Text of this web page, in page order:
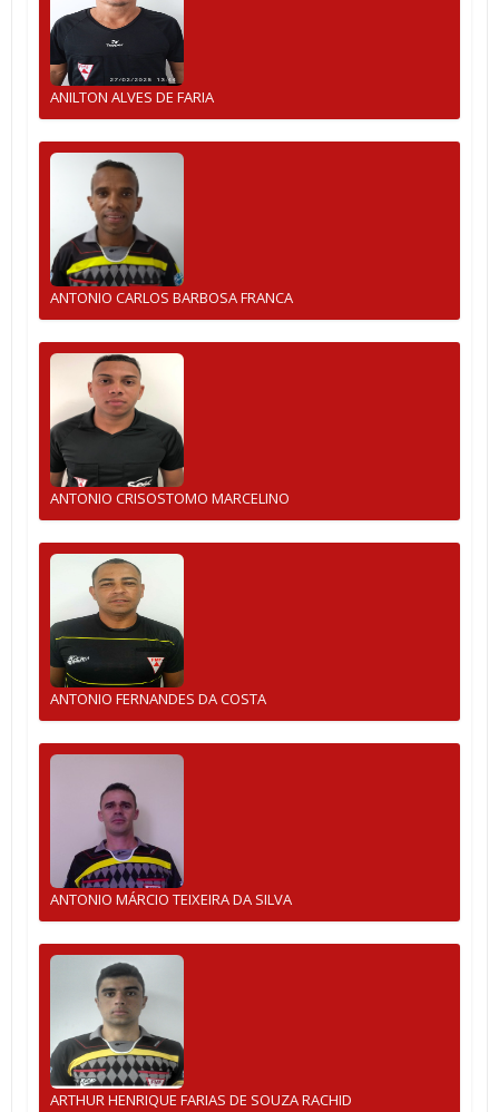
ANILTON ALVES DE FARIA
ANTONIO CARLOS BARBOSA FRANCA
ANTONIO CRISOSTOMO MARCELINO
ANTONIO FERNANDES DA COSTA
ANTONIO MÁRCIO TEIXEIRA DA SILVA
ARTHUR HENRIQUE FARIAS DE SOUZA RACHID